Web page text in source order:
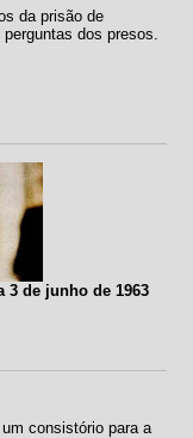
da prisão de
dos presos.
3 de junho de 1963
consistório para a